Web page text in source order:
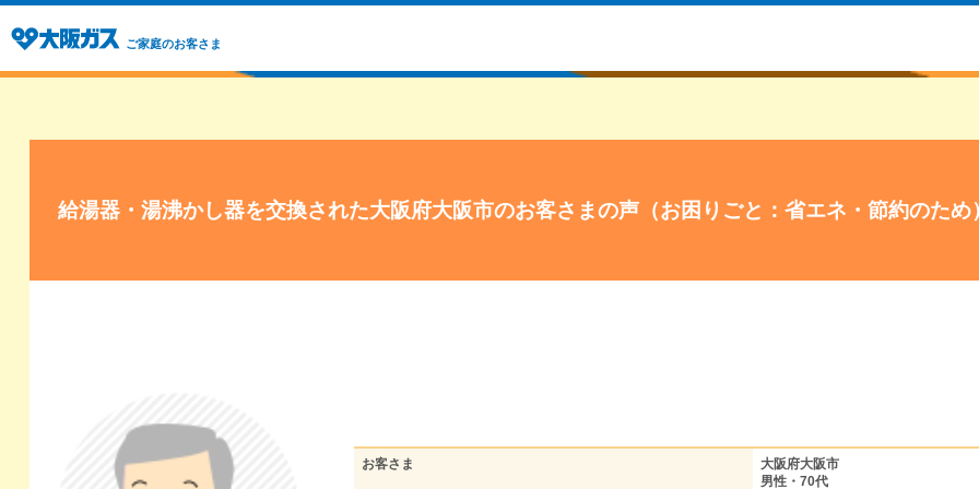
ご家庭のお客さま
給湯器・湯沸かし器を交換された大阪府大阪市のお客さまの声（お困りごと：省エネ・節約のため
お客さま
大阪府大阪市
男性・70代